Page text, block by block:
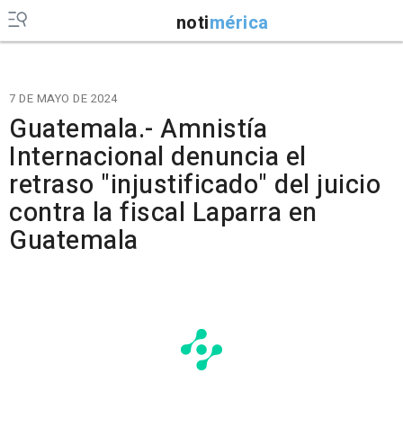
notimérica
7 DE MAYO DE 2024
Guatemala.- Amnistía
Internacional denuncia el
retraso "injustificado" del juicio
contra la fiscal Laparra en
Guatemala